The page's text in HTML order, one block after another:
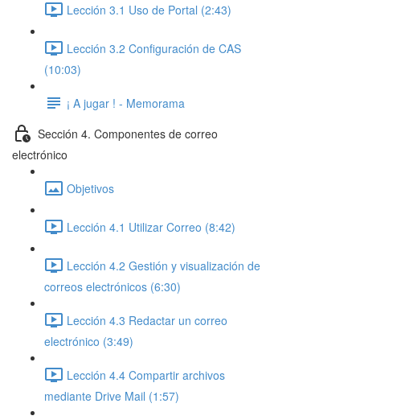
Lección 3.1 Uso de Portal (2:43)
Lección 3.2 Configuración de CAS
(10:03)
¡ A jugar ! - Memorama
Sección 4. Componentes de correo
electrónico
Objetivos
Lección 4.1 Utilizar Correo (8:42)
Lección 4.2 Gestión y visualización de
correos electrónicos (6:30)
Lección 4.3 Redactar un correo
electrónico (3:49)
Lección 4.4 Compartir archivos
mediante Drive Mail (1:57)